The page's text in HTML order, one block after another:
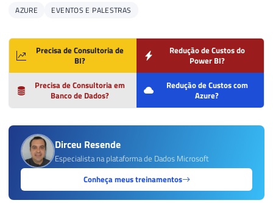
AZURE EVENTOS E PALESTRAS
Precisa de Consultoria de
BI?
Redução de Custos do
Power BI?
Precisa de Consultoria em
Banco de Dados?
Redução de Custos com
Azure?
Dirceu Resende
Especialista na plataforma de Dados Microsoft
Conheça meus treinamentos